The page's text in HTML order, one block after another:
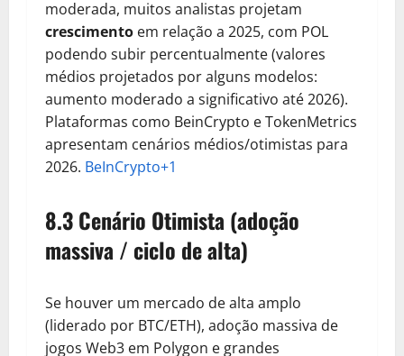
moderada, muitos analistas projetam
crescimento em relação a 2025, com POL
podendo subir percentualmente (valores
médios projetados por alguns modelos:
aumento moderado a significativo até 2026).
Plataformas como BeinCrypto e TokenMetrics
apresentam cenários médios/otimistas para
2026. BeInCrypto+1
8.3 Cenário Otimista (adoção
massiva / ciclo de alta)
Se houver um mercado de alta amplo
(liderado por BTC/ETH), adoção massiva de
jogos Web3 em Polygon e grandes